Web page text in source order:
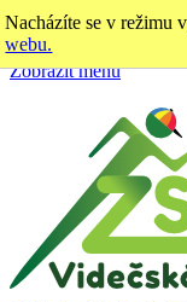
Zobrazit menu
Nacházíte se v režimu
webu.